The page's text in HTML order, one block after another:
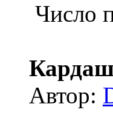
Число
Автор: